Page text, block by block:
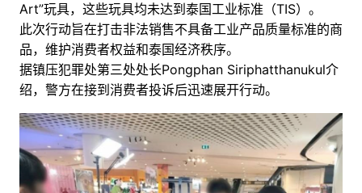
Art”玩具，这些玩具均未达到泰国工业标准（TIS）。
此次行动旨在打击非法销售不具备工业产品质量标准的商
品，维护消费者权益和泰国经济秩序。
据镇压犯罪处第三处处长Pongphan Siriphatthanukul介
绍，警方在接到消费者投诉后迅速展开行动。